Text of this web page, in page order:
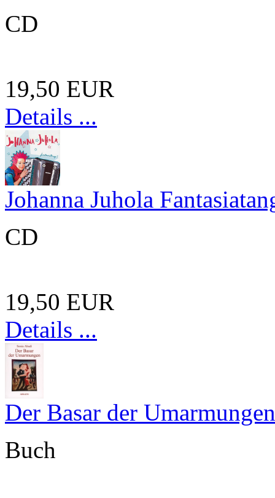
CD
19,50 EUR
Details ...
Johanna Juhola
CD
19,50 EUR
Details ...
Der Basar der Umarmungen
Buch